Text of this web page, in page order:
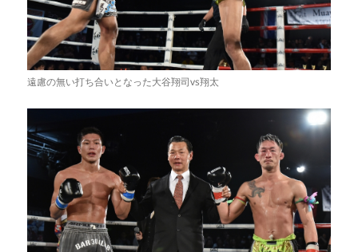
遠慮の無い打ち合いとなった大谷翔司vs翔太